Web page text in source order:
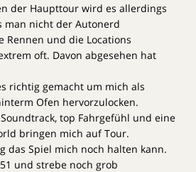
der Haupttour wird es allerdings
man nicht der Autonerd
Rennen und die Locations
oft. Davon abgesehen hat
richtig gemacht um mich als
Ofen hervorzulocken.
top Fahrgefühl und eine
bringen mich auf Tour.
das Spiel mich noch halten kann.
und strebe noch grob